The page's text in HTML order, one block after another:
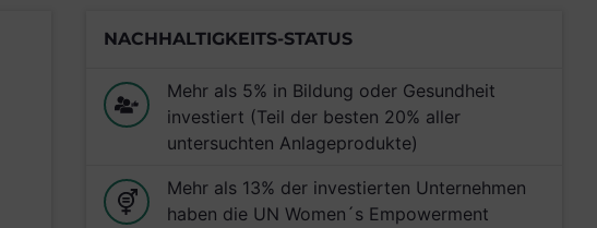
NACHHALTIGKEITS-STATUS
Mehr als 5% in Bildung oder Gesundheit
investiert (Teil der besten 20% aller
untersuchten Anlageprodukte)
Mehr als 13% der investierten Unternehmen
haben die UN Women´s Empowerment